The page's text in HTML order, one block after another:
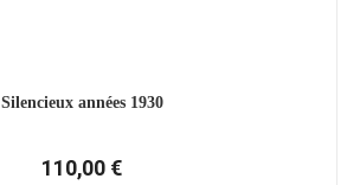
Silencieux années 1930
110,00 €